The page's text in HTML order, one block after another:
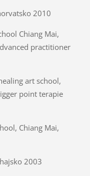
2010
Chiang Mai,
practitioner
art school,
point terapie
Chiang Mai,
2003